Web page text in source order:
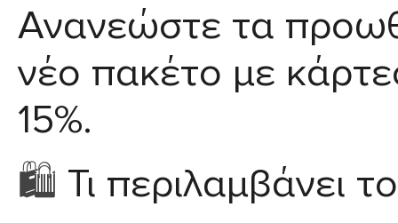
Ανανεώστε τα
νέο πακέτο με
15%.
🛍️ Τι περιλαμβάνει